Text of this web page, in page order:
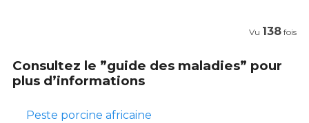
Vu 138 fois
Consultez le ”guide des maladies” pour
plus d’informations
Peste porcine africaine